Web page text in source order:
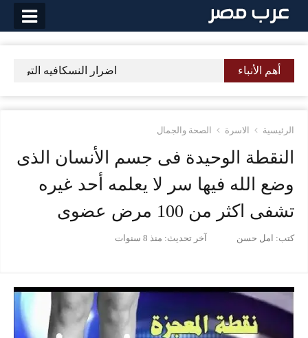
التخطي
أهم الأنباء اضرار النسكافيه التى لم
الرئيسية الاسرة الصحة والجمال
النقطة الوحيدة فى جسم الأنسان الذى
وضع الله فيها سر لا يعلمه أحد غيره
تشفى اكثر من 100 مرض عضوى
كتب: امل حسن آخر تحديث: منذ 8 سنوات